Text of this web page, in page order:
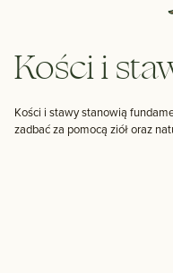
Kości i
Kości i stawy stanowią
zadbać za pomocą ziół oraz